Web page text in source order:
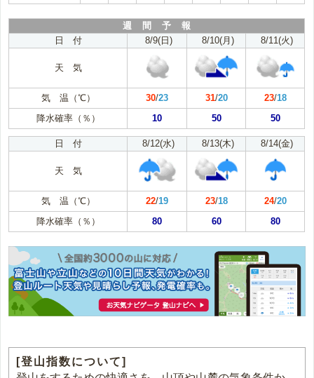
週 間 予 報
日 付
8/9(日) 8/10(月) 8/11(火)
天 気
気 温（℃） 30/23 31/20 23/18
降水確率（％）
10 50 50
日 付 8/12(水) 8/13(木) 8/14(金)
天 気
気 温（℃） 22/19 23/18 24/20
降水確率（％）
80 60 80
[登山指数について]